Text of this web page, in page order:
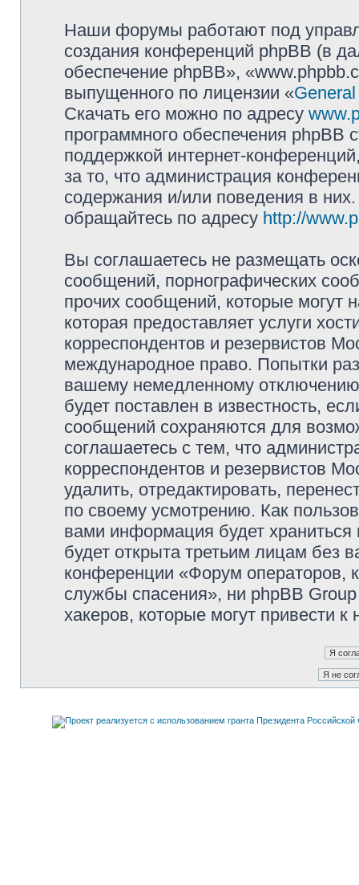
Наши форумы работают под
создания конференций phpBB (в
обеспечение phpBB»,
выпущенного по лицензии «
Скачать его можно по адресу
программного обеспечения phpBB
поддержкой интернет-
за то, что администрация
содержания и/или поведения в
обращайтесь по адресу http://
Вы соглашаетесь не размещать
сообщений, порнографических
прочих сообщений, которые могут
которая предоставляет услуги
корреспондентов и резервистов
международное право. Попытки
вашему немедленному
будет поставлен в известность,
сообщений сохраняются для
соглашаетесь с тем, что
корреспондентов и резервистов
удалить, отредактировать,
по своему усмотрению. Как
вами информация будет
будет открыта третьим лицам без
конференции «Форум операторов,
службы спасения», ни phpBB
хакеров, которые могут привести